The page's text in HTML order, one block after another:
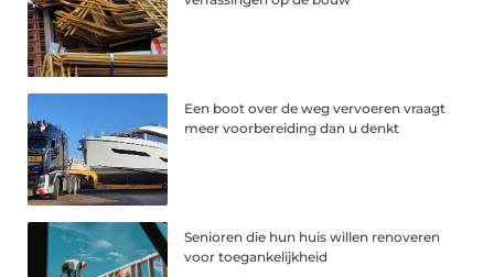
Een boot over de weg vervoeren vraagt
meer voorbereiding dan u denkt
Senioren die hun huis willen renoveren
voor toegankelijkheid